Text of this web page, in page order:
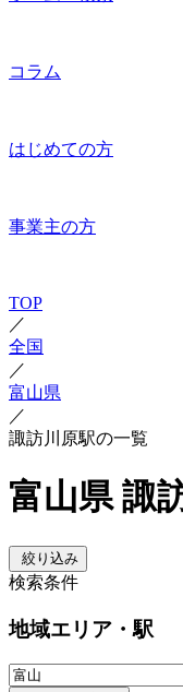
コラム
はじめての方
事業主の方
TOP
／
全国
／
富山県
／
諏訪川原駅の一覧
富山県 諏
絞り込み
検索条件
地域エリア・駅